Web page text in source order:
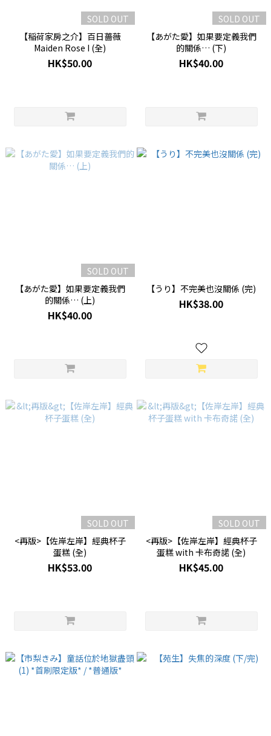
SOLD OUT
【稲荷家房之介】百日薔薇
Maiden Rose I (全)
HK$50.00
SOLD OUT
【あがた愛】如果要定義我們
的關係… (下)
HK$40.00
SOLD OUT
【あがた愛】如果要定義我們
的關係… (上)
HK$40.00
【うり】不完美也沒關係 (完)
HK$38.00
SOLD OUT
<再版>【佐岸左岸】經典杯子
蛋糕 (全)
HK$53.00
SOLD OUT
<再版>【佐岸左岸】經典杯子
蛋糕 with 卡布奇諾 (全)
HK$45.00